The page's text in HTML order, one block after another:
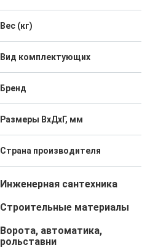
Вес (кг)
Вид комплектующих
Бренд
Размеры ВхДхГ, мм
Страна производителя
Инженерная сантехника
Строительные материалы
Ворота, автоматика,
рольставни